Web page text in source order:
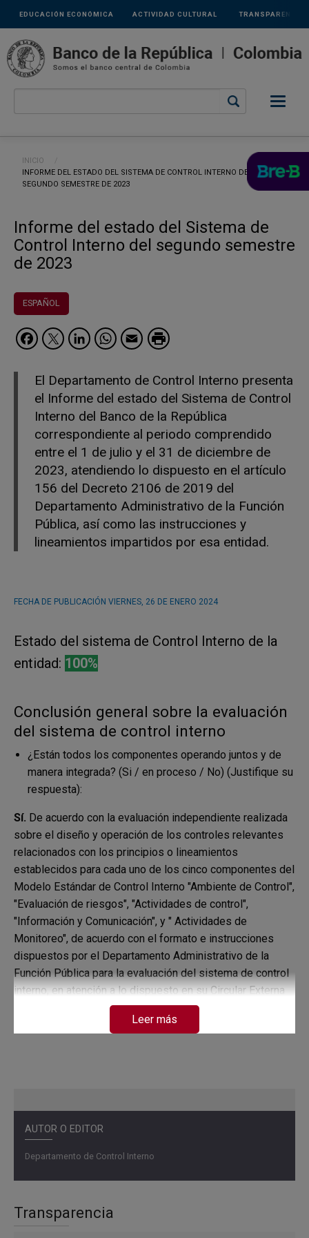
Pasar al contenido principal
Links
secundarios
ACTIVIDAD CULTURAL
EDUCACIÓN ECONÓMICA TRANSPARENCIA
Ruta de navegación
INICIO
CURRENT:
INFORME DEL ESTADO DEL SISTEMA DE CONTROL INTERNO DEL
SEGUNDO SEMESTRE DE 2023
Informe del estado del Sistema de
Control Interno del segundo semestre
de 2023
ESPAÑOL
Facebook
Twitter
LinkedIn
WhatsApp
Email
AUTOR O EDITOR
Departamento de Control Interno
El Departamento de Control Interno presenta
el Informe del estado del Sistema de Control
Interno del Banco de la República
correspondiente al periodo comprendido
entre el 1 de julio y el 31 de diciembre de
2023, atendiendo lo dispuesto en el artículo
156 del Decreto 2106 de 2019 del
Departamento Administrativo de la Función
Pública, así como las instrucciones y
lineamientos impartidos por esa entidad.
FECHA DE PUBLICACIÓN VIERNES, 26 DE ENERO 2024
Estado del sistema de Control Interno de la
entidad: 100%
Conclusión general sobre la evaluación
del sistema de control interno
¿Están todos los componentes operando juntos y de
manera integrada? (Si / en proceso / No) (Justifique su
respuesta):
Sí. De acuerdo con la evaluación independiente realizada
sobre el diseño y operación de los controles relevantes
relacionados con los principios o lineamientos
establecidos para cada uno de los cinco componentes del
Modelo Estándar de Control Interno "Ambiente de Control",
"Evaluación de riesgos", "Actividades de control",
"Información y Comunicación", y " Actividades de
Monitoreo", de acuerdo con el formato e instrucciones
dispuestos por el Departamento Administrativo de la
Función Pública para la evaluación del sistema de control
interno, en atención a lo dispuesto en su Circular Externa
100-006 del 2019 y el Artículo 156 del Decreto Ley 2106
de 2019, se evidenció que los mencionados
conjunto con el modelo de tres líneas implementado por
el Banco permiten el control a los riesgos a los que este
se encuentra expuesto para el logro de sus objetivos.
su respuesta):
Leer más
Transparencia